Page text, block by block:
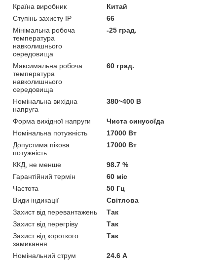
Країна виробник
Китай
Ступінь захисту IP
66
Мінімальна робоча
температура
навколишнього
середовища
-25 град.
Максимальна робоча
температура
навколишнього
середовища
60 град.
Номінальна вихідна
напруга
380~400 В
Форма вихідної напруги
Чиста синусоїда
Номінальна потужність
17000 Вт
Допустима пікова
потужність
17000 Вт
ККД, не менше
98.7 %
Гарантійний термін
60 міс
Частота
50 Гц
Види індикації
Світлова
Захист від перевантажень
Так
Захист від перегріву
Так
Захист від короткого
замикання
Так
Номінальний струм
24.6 А